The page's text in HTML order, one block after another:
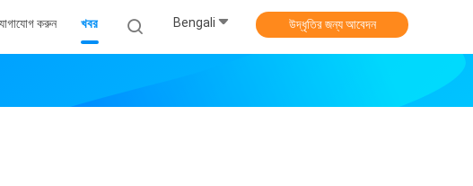
করুন খবর Bengali উদ্ধৃতির জন্য আবেদন